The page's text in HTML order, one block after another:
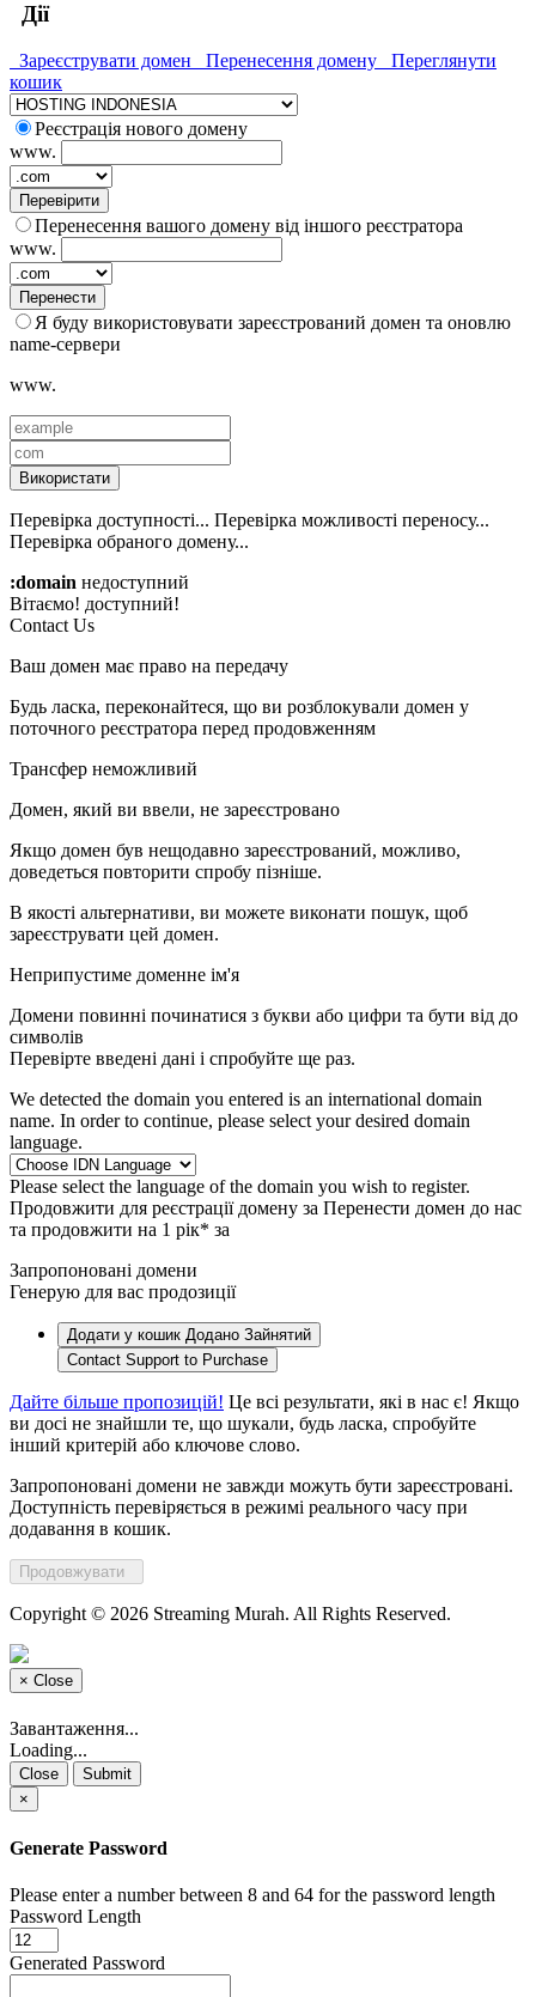
Дії
Зареєструвати домен Перенесення домену
Переглянути
кошик
Реєстрація нового домену
www.
Перевірити
Перенесення вашого домену від іншого реєстратора
www.
Перенести
Я буду використовувати зареєстрований домен та оновлю
name-сервери
www.
Використати
Перевірка доступності... Перевірка можливості переносу...
Перевірка обраного домену...
:domain недоступний
Вітаємо! доступний!
Contact Us
Ваш домен має право на передачу
Будь ласка, переконайтеся, що ви розблокували домен у
поточного реєстратора перед продовженням
Трансфер неможливий
Домен, який ви ввели, не зареєстровано
Якщо домен був нещодавно зареєстрований, можливо,
доведеться повторити спробу пізніше.
В якості альтернативи, ви можете виконати пошук, щоб
зареєструвати цей домен.
Неприпустиме доменне ім'я
Домени повинні починатися з букви або цифри та бути від до
символів
Перевірте введені дані і спробуйте ще раз.
We detected the domain you entered is an international domain
name. In order to continue, please select your desired domain
language.
Please select the language of the domain you wish to register.
Продовжити для реєстрації домену за Перенести домен до нас
та продовжити на 1 рік* за
Запропоновані домени
Генерую для вас продозиції
Додати у кошик Додано Зайнятий
Contact Support to Purchase
Дайте більше пропозицій! Це всі результати, які в нас є! Якщо
ви досі не знайшли те, що шукали, будь ласка, спробуйте
інший критерій або ключове слово.
Запропоновані домени не завжди можуть бути зареєстровані.
Доступність перевіряється в режимі реального часу при
додавання в кошик.
Copyright © 2026 Streaming Murah. All Rights Reserved.
× Close
Завантаження...
Loading...
Close
Submit
×
Generate Password
Please enter a number between 8 and 64 for the password length
Password Length
Generated Password